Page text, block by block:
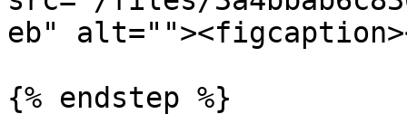
eb"
{% endstep %}